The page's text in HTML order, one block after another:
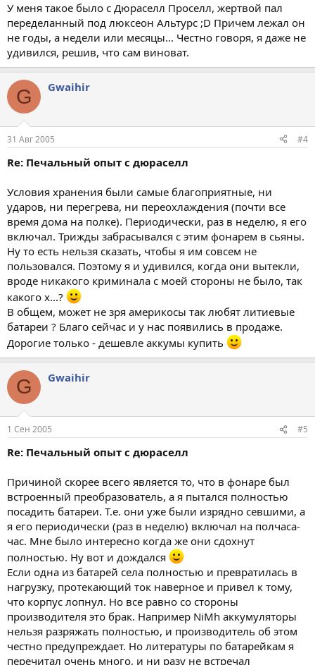
У меня такое было с Дюраселл Проселл, жертвой пал
переделанный под люксеон Альтурс ;D Причем лежал он
не годы, а недели или месяцы... Честно говоря, я даже не
удивился, решив, что сам виноват.
G Gwaihir
31 Авг 2005 #4
Re: Печальный опыт с дюраселл
Условия хранения были самые благоприятные, ни
ударов, ни перегрева, ни переохлаждения (почти все
время дома на полке). Периодически, раз в неделю, я его
включал. Трижды забрасывался с этим фонарем в сьяны.
Ну то есть нельзя сказать, чтобы я им совсем не
пользовался. Поэтому я и удивился, когда они вытекли,
вроде никакого криминала с моей стороны не было, так
какого х...?
В общем, может не зря америкосы так любят литиевые
батареи ? Благо сейчас и у нас появились в продаже.
Дорогие только - дешевле аккумы купить
G Gwaihir
1 Сен 2005 #5
Re: Печальный опыт с дюраселл
Причиной скорее всего является то, что в фонаре был
встроенный преобразователь, а я пытался полностью
посадить батареи. Т.е. они уже были изрядно севшими, а
я его периодически (раз в неделю) включал на полчаса-
час. Мне было интересно когда же они сдохнут
полностью. Ну вот и дождался
Если одна из батарей села полностью и превратилась в
нагрузку, протекающий ток наверное и привел к тому,
что корпус лопнул. Но все равно со стороны
производителя это брак. Например NiMh аккумуляторы
нельзя разряжать полностью, и производитель об этом
честно предупреждает. Но литературы по батарейкам я
перечитал очень много, и ни разу не встречал